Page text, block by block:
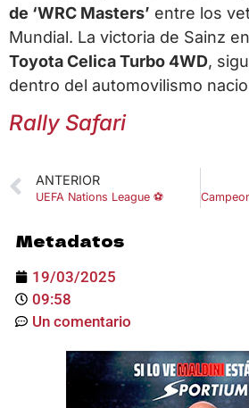
de ‘WRC Masters’ entre los
Mundial. La victoria de Sainz en
Toyota Celica Turbo 4WD,
dentro del automovilismo
Rally Safari
ANTERIOR
UEFA Nations League ⚽
Metadatos
19/03/2025
09:58
Un comentario